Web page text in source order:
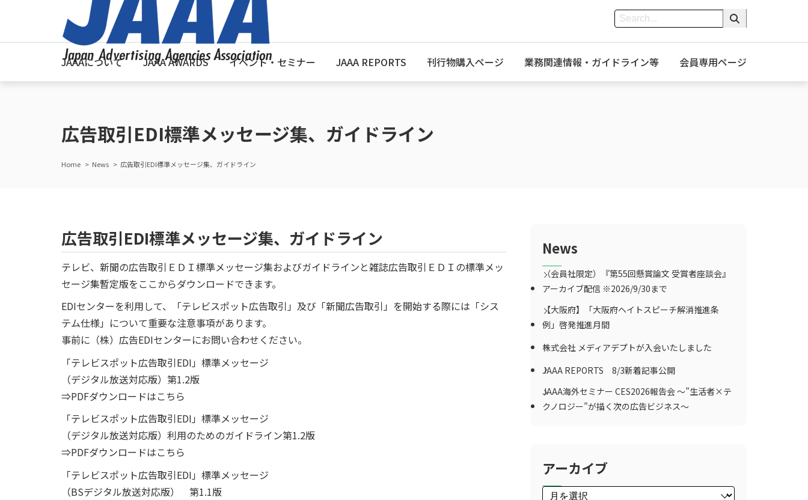
JAAAについて JAAA AWARDS イベント・セミナー JAAA REPORTS 刊行物購入ページ 業務関連情報・ガイドライン等 会員専用ページ
広告取引EDI標準メッセージ集、ガイドライン
Home News 広告取引EDI標準メッセージ集、ガイドライン
広告取引EDI標準メッセージ集、ガイドライン
テレビ、新聞の広告取引ＥＤＩ標準メッセージ集およびガイドラインと雑誌広告取引ＥＤＩの標準メッ
セージ集暫定版をここからダウンロードできます。
EDIセンターを利用して、「テレビスポット広告取引」及び「新聞広告取引」を開始する際には「シス
テム仕様」について重要な注意事項があります。
事前に（株）広告EDIセンターにお問い合わせください。
「テレビスポット広告取引EDI」標準メッセージ
（デジタル放送対応版）第1.2版
⇒PDFダウンロードはこちら
「テレビスポット広告取引EDI」標準メッセージ
（デジタル放送対応版）利用のためのガイドライン第1.2版
⇒PDFダウンロードはこちら
「テレビスポット広告取引EDI」標準メッセージ
（BSデジタル放送対応版） 第1.1版
News
（会員社限定）『第55回懸賞論文 受賞者座談会』
アーカイブ配信 ※2026/9/30まで
【大阪府】「大阪府ヘイトスピーチ解消推進条
例」啓発推進月間
株式会社 メディアデプトが入会いたしました
JAAA REPORTS 8/3新着記事公開
JAAA海外セミナー CES2026報告会 ～”生活者×テ
クノロジー”が描く次の広告ビジネス～
アーカイブ